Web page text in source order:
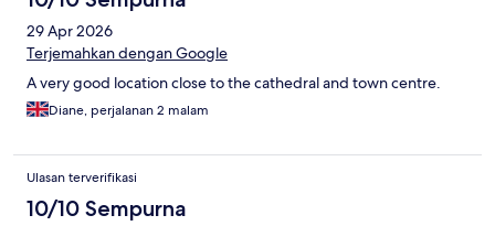
29 Apr 2026
Terjemahkan dengan Google
A very good location close to the cathedral and town centre.
Diane, perjalanan 2 malam
Ulasan terverifikasi
10/10 Sempurna